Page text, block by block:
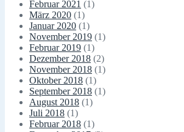
Februar 2021 (1)
März 2020 (1)
Januar 2020 (1)
November 2019 (1)
Februar 2019 (1)
Dezember 2018 (2)
November 2018 (1)
Oktober 2018 (1)
September 2018 (1)
August 2018 (1)
Juli 2018 (1)
Februar 2018 (1)